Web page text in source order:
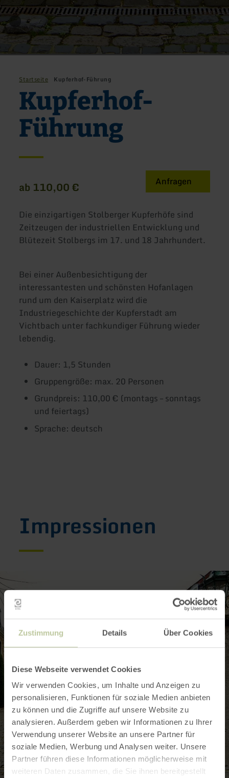
Zustimmung Details Über Cookies
Diese Webseite verwendet Cookies
Wir verwenden Cookies, um Inhalte und Anzeigen zu
personalisieren, Funktionen für soziale Medien anbieten
zu können und die Zugriffe auf unsere Website zu
analysieren. Außerdem geben wir Informationen zu Ihrer
Verwendung unserer Website an unsere Partner für
soziale Medien, Werbung und Analysen weiter. Unsere
Partner führen diese Informationen möglicherweise mit
weiteren Daten zusammen, die Sie ihnen bereitgestellt
Startseite Kupferhof-Führung
Kupferhof-
Führung
ab 110,00 € Anfragen
Die einzigartigen Stolberger Kupferhöfe sind
Zeitzeugen der industriellen Entwicklung und
Blütezeit Stolbergs im 17. und 18 Jahrhundert.
Bei einer Außenbesichtigung der
interessantesten und schönsten Hofanlagen
rund um den Kaiserplatz wird die
Industriegeschichte der Kupferstadt am
Vichtbach unter fachkundiger Führung wieder
lebendig.
Dauer: 1,5 Stunden
Gruppengröße: max. 20 Personen
Grundpreis: 110,00 € (montags – sonntags
und feiertags)
Sprache: deutsch
Impressionen